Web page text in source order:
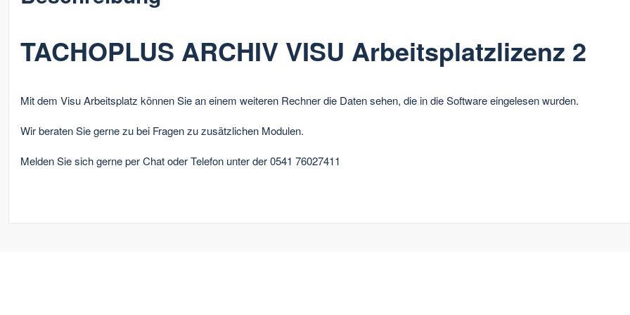
TACHOPLUS ARCHIV VISU Arbeitsplatzlizenz 2
Mit dem Visu Arbeitsplatz können Sie an einem weiteren Rechner die Daten sehen, die in die Software eingelesen wurden.
Wir beraten Sie gerne zu bei Fragen zu zusätzlichen Modulen.
Melden Sie sich gerne per Chat oder Telefon unter der 0541 76027411